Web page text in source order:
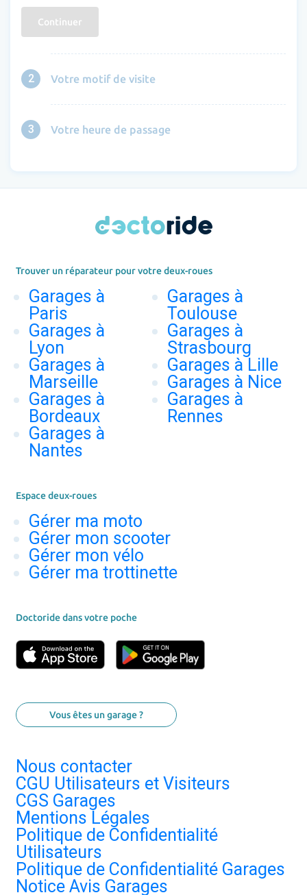
Continuer
2 Votre motif de visite
3 Votre heure de passage
Trouver un réparateur pour votre deux-roues
Garages à
Paris
Garages à
Lyon
Garages à
Marseille
Garages à
Bordeaux
Garages à
Nantes
Garages à
Toulouse
Garages à
Strasbourg
Garages à Lille
Garages à Nice
Garages à
Rennes
Espace deux-roues
Gérer ma moto
Gérer mon scooter
Gérer mon vélo
Gérer ma trottinette
Doctoride dans votre poche
Vous êtes un garage ?
Nous contacter
CGU Utilisateurs et Visiteurs
CGS Garages
Mentions Légales
Politique de Confidentialité
Utilisateurs
Politique de Confidentialité Garages
Notice Avis Garages